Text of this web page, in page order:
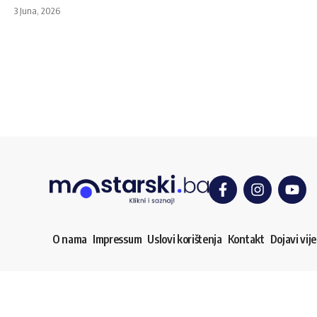
3 Juna, 2026
O nama Impressum Uslovi korištenja Kontakt Dojavi